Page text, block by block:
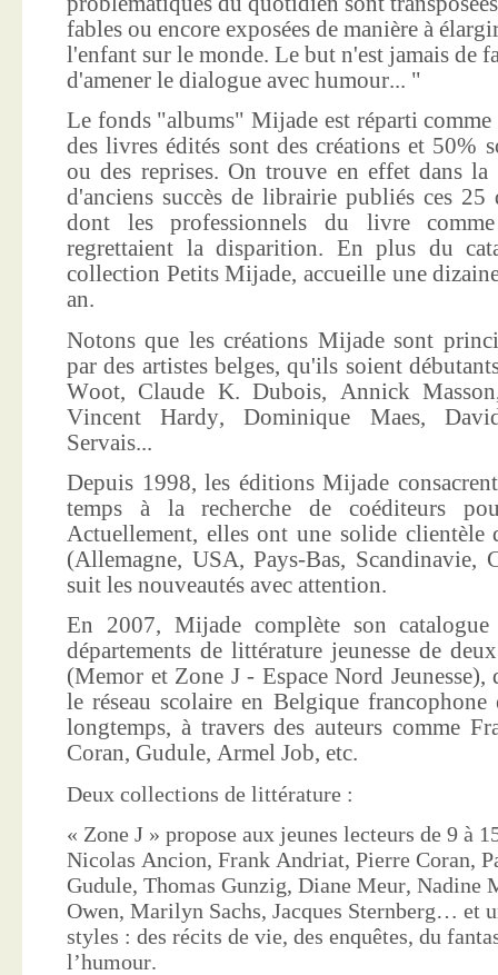
fables ou encore exposées de manière à
l'enfant sur le monde. Le but n'est jamais de
d'amener le dialogue avec humour... "
Le fonds "albums" Mijade est réparti
des livres édités sont des créations et 50%
ou des reprises. On trouve en effet dans
d'anciens succès de librairie publiés ces 25
dont les professionnels du livre
regrettaient la disparition. En plus du
collection Petits Mijade, accueille une
an.
Notons que les créations Mijade sont
par des artistes belges, qu'ils soient
Woot, Claude K. Dubois, Annick
Vincent Hardy, Dominique Maes,
Servais...
Depuis 1998, les éditions Mijade
temps à la recherche de coéditeurs
Actuellement, elles ont une solide clientèle
(Allemagne, USA, Pays-Bas, Scandinavie,
suit les nouveautés avec attention.
En 2007, Mijade complète son
départements de littérature jeunesse de
(Memor et Zone J - Espace Nord
le réseau scolaire en Belgique francophone
longtemps, à travers des auteurs comme
Coran, Gudule, Armel Job, etc.
Deux collections de littérature :
« Zone J » propose aux jeunes lecteurs de 9 à
Nicolas Ancion, Frank Andriat, Pierre Coran,
Gudule, Thomas Gunzig, Diane Meur, Nadine
Owen, Marilyn Sachs, Jacques Sternberg… et
styles : des récits de vie, des enquêtes, du
l’humour.